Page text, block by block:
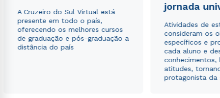
A Cruzeiro do Sul Virtual está
presente em todo o país,
oferecendo os melhores cursos
de graduação e pós-graduação a
distância do país
jornada
Atividades de
consideram os
específicos e
cada aluno e
conhecimentos,
atitudes,
protagonista da